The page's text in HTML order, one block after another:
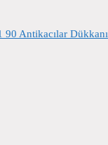
Antikacılar Dükkanı